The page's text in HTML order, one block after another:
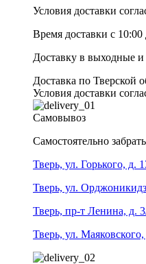
Условия доставки
Время доставки с 10:00
Доставку в выходные
Доставка по Тверской
Условия доставки
Самовывоз
Самостоятельно
Тверь, ул. Горького, д.
Тверь, ул.
Тверь, пр-т Ленина, д.
Тверь, ул. Маяковского,